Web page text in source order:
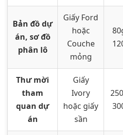
Bản đồ dự
án, sơ đồ
phân lô
Giấy Ford
hoặc
Couche
mỏng
Thư mời
tham
quan dự
án
Giấy
Ivory
hoặc giấy
sần